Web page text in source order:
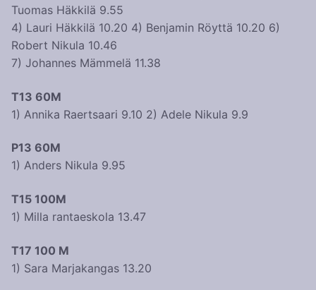
Tuomas Häkkilä 9.55
4) Lauri Häkkilä 10.20 4) Benjamin Röyttä 10.20 6)
Robert Nikula 10.46
7) Johannes Mämmelä 11.38
T13 60M
1) Annika Raertsaari 9.10 2) Adele Nikula 9.9
P13 60M
1) Anders Nikula 9.95
T15 100M
1) Milla rantaeskola 13.47
T17 100 M
1) Sara Marjakangas 13.20